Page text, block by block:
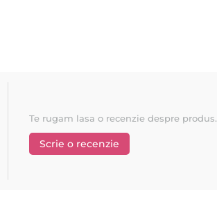
Te rugam lasa o recenzie despre produs.
Scrie o recenzie